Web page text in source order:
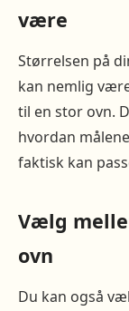
være
Størrelsen på
kan nemlig
til en stor ovn.
hvordan
faktisk kan
Vælg
ovn
Du kan også